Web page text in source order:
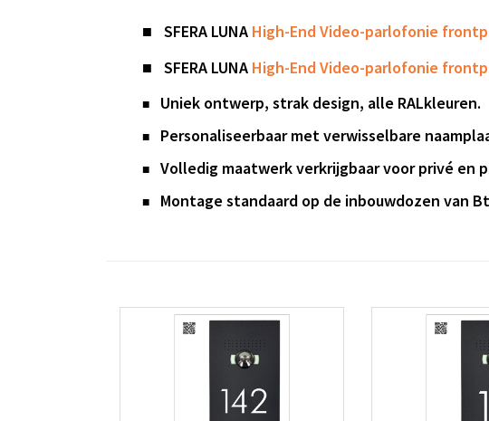
■ SFERA LUNA High-End Video-parlofonie
■
SFERA LUNA High-End Video-parlofonie
■ Uniek ontwerp, strak design, alle RALkleuren.
■ Personaliseerbaar met verwisselbare
■ Volledig maatwerk verkrijgbaar voor privé en
■ Montage standaard op de inbouwdozen van